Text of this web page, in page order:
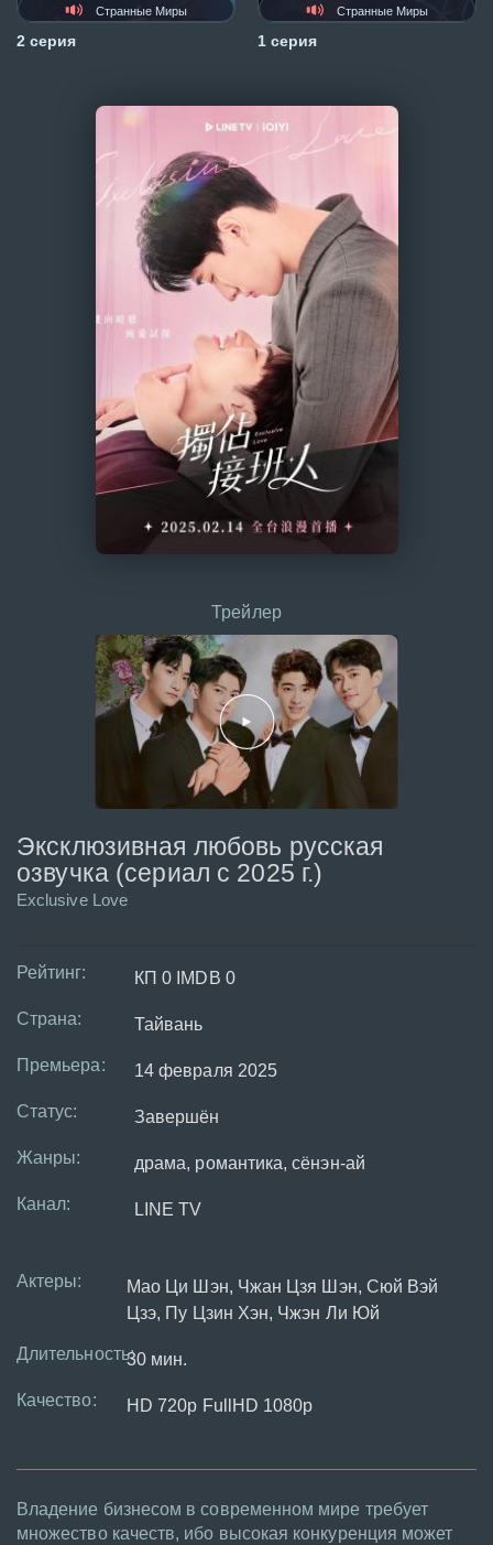
Странные Миры
2 серия
Странные Миры
1 серия
Эксклюзивная любовь русская
озвучка (сериал с 2025 г.)
Exclusive Love
Рейтинг: КП 0 IMDB 0
Страна: Тайвань
Премьера: 14 февраля 2025
Статус: Завершён
Жанры: драма, романтика, сёнэн-ай
Канал: LINE TV
Трейлер
Актеры:
Мао Ци Шэн, Чжан Цзя Шэн, Сюй Вэй
Цзэ, Пу Цзин Хэн, Чжэн Ли Юй
Длительность:30 мин.
Качество: HD 720p FullHD 1080p
Владение бизнесом в современном мире требует
множество качеств, ибо высокая конкуренция может